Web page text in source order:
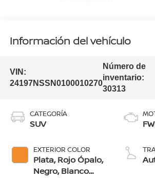
Información del vehículo
VIN:
24197NSSN0100010270
Número de
inventario:
30313
CATEGORÍA
SUV
EXTERIOR COLOR
Plata, Rojo Ópalo,
Negro, Blanco